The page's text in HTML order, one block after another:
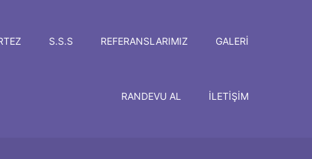
S.S.S REFERANSLARIMIZ GALERI
RANDEVU AL İLETIŞIM